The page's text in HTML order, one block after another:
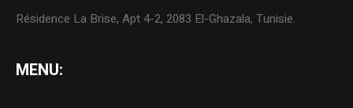
Résidence La Brise, Apt 4-2, 2083 El-Ghazala, Tunisie.
MENU: